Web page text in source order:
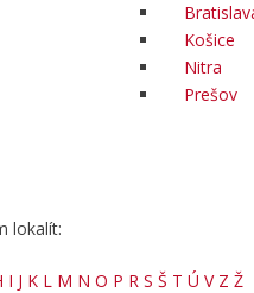
Košice
Nitra
Prešov
lokalít:
I J K L M N O P R S Š T Ú V Z Ž